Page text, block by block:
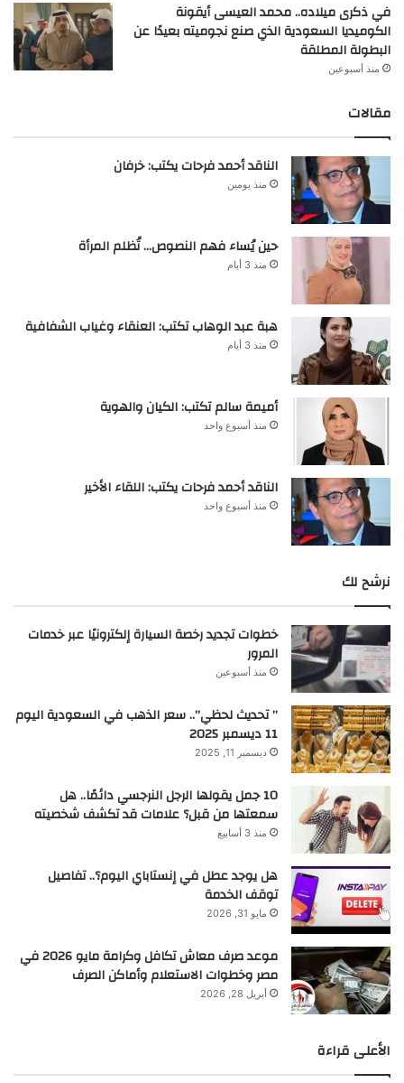
في ذكرى ميلاده.. محمد العيسى أيقونة
الكوميديا السعودية الذي صنع نجوميته بعيدًا عن
البطولة المطلقة
منذ أسبوعين
مقالات
الناقد أحمد فرحات يكتب: خرفان
منذ يومين
حين يُساء فهم النصوص… تُظلم المرأة
منذ 3 أيام
هبة عبد الوهاب تكتب: العنقاء وغياب الشفافية
منذ 3 أيام
أميمة سالم تكتب: الكيان والهوية
منذ أسبوع واحد
الناقد أحمد فرحات يكتب: اللقاء الأخير
منذ أسبوع واحد
نرشح لك
خطوات تجديد رخصة السيارة إلكترونيًا عبر خدمات
المرور
منذ أسبوعين
” تحديث لحظي”.. سعر الذهب في السعودية اليوم
11 ديسمبر 2025
ديسمبر 11, 2025
10 جمل يقولها الرجل النرجسي دائمًا.. هل
سمعتها من قبل؟ علامات قد تكشف شخصيته
منذ 3 أسابيع
هل يوجد عطل في إنستاباي اليوم؟.. تفاصيل
توقف الخدمة
مايو 31, 2026
موعد صرف معاش تكافل وكرامة مايو 2026 في
مصر وخطوات الاستعلام وأماكن الصرف
أبريل 28, 2026
الأعلى قراءة